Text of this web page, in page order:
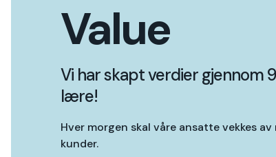
Value
Vi har skapt verdier gjennom
lære!
Hver morgen skal våre ansatte vekkes
kunder.